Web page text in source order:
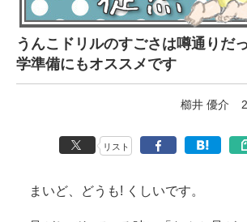
うんこドリルのすごさは噂通りだ
学準備にもオススメです
櫛井 優介
リスト
まいど、どうも! くしいです。